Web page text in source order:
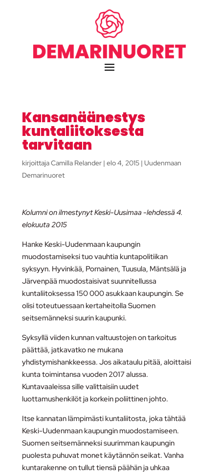
Kansanäänestys
kuntaliitoksesta
tarvitaan
kirjoittajaCamilla Relander| elo 4, 2015| Uudenmaan
Demarinuoret
Kolumni on ilmestynyt Keski-Uusimaa -lehdessä 4.
elokuuta 2015
Hanke Keski-Uudenmaan kaupungin
muodostamiseksi tuo vauhtia kuntapolitiikan
syksyyn. Hyvinkää, Pornainen, Tuusula, Mäntsälä ja
Järvenpää muodostaisivat suunnitellussa
kuntaliitoksessa 150 000 asukkaan kaupungin. Se
olisi toteutuessaan kertaheitolla Suomen
seitsemänneksi suurin kaupunki.
Syksyllä viiden kunnan valtuustojen on tarkoitus
päättää, jatkavatko ne mukana
yhdistymishankkeessa. Jos aikataulu pitää, aloittaisi
kunta toimintansa vuoden 2017 alussa.
Kuntavaaleissa sille valittaisiin uudet
luottamushenkilöt ja korkein poliittinen johto.
Itse kannatan lämpimästi kuntaliitosta, joka tähtää
Keski-Uudenmaan kaupungin muodostamiseen.
Suomen seitsemänneksi suurimman kaupungin
puolesta puhuvat monet käytännön seikat. Vanha
kuntarakenne on tullut tiensä päähän ja uhkaa